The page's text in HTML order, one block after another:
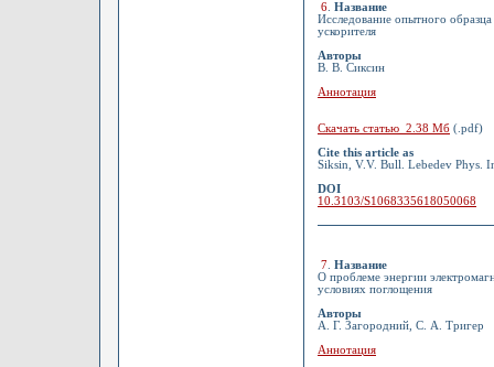
6 Название
Исследование опытного
ускорителя
Авторы
В. В. Сиксин
Аннотация
Скачать статью 2.38 Мб (.pdf)
Cite this article as
Siksin, V.V. Bull. Lebedev Phys.
DOI
10.3103/S1068335618050068
7 Название
О проблеме энергии
условиях поглощения
Авторы
А. Г. Загородний, С. А. Тригер
Аннотация